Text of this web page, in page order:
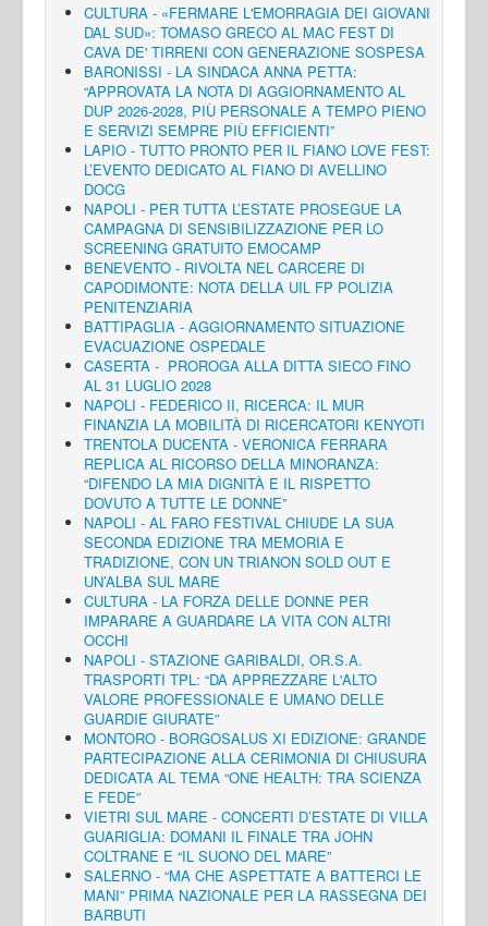
CULTURA - «FERMARE L'EMORRAGIA DEI GIOVANI
DAL SUD»: TOMASO GRECO AL MAC FEST DI
CAVA DE' TIRRENI CON GENERAZIONE SOSPESA
BARONISSI - LA SINDACA ANNA PETTA:
“APPROVATA LA NOTA DI AGGIORNAMENTO AL
DUP 2026-2028, PIÙ PERSONALE A TEMPO PIENO
E SERVIZI SEMPRE PIÙ EFFICIENTI”
LAPIO - TUTTO PRONTO PER IL FIANO LOVE FEST:
L’EVENTO DEDICATO AL FIANO DI AVELLINO
DOCG
NAPOLI - PER TUTTA L’ESTATE PROSEGUE LA
CAMPAGNA DI SENSIBILIZZAZIONE PER LO
SCREENING GRATUITO EMOCAMP
BENEVENTO - RIVOLTA NEL CARCERE DI
CAPODIMONTE: NOTA DELLA UIL FP POLIZIA
PENITENZIARIA
BATTIPAGLIA - AGGIORNAMENTO SITUAZIONE
EVACUAZIONE OSPEDALE
CASERTA - PROROGA ALLA DITTA SIECO FINO
AL 31 LUGLIO 2028
NAPOLI - FEDERICO II, RICERCA: IL MUR
FINANZIA LA MOBILITÀ DI RICERCATORI KENYOTI
TRENTOLA DUCENTA - VERONICA FERRARA
REPLICA AL RICORSO DELLA MINORANZA:
“DIFENDO LA MIA DIGNITÀ E IL RISPETTO
DOVUTO A TUTTE LE DONNE”
NAPOLI - AL FARO FESTIVAL CHIUDE LA SUA
SECONDA EDIZIONE TRA MEMORIA E
TRADIZIONE, CON UN TRIANON SOLD OUT E
UN’ALBA SUL MARE
CULTURA - LA FORZA DELLE DONNE PER
IMPARARE A GUARDARE LA VITA CON ALTRI
OCCHI
NAPOLI - STAZIONE GARIBALDI, OR.S.A.
TRASPORTI TPL: “DA APPREZZARE L'ALTO
VALORE PROFESSIONALE E UMANO DELLE
GUARDIE GIURATE”
MONTORO - BORGOSALUS XI EDIZIONE: GRANDE
PARTECIPAZIONE ALLA CERIMONIA DI CHIUSURA
DEDICATA AL TEMA “ONE HEALTH: TRA SCIENZA
E FEDE”
VIETRI SUL MARE - CONCERTI D’ESTATE DI VILLA
GUARIGLIA: DOMANI IL FINALE TRA JOHN
COLTRANE E “IL SUONO DEL MARE”
SALERNO - “MA CHE ASPETTATE A BATTERCI LE
MANI” PRIMA NAZIONALE PER LA RASSEGNA DEI
BARBUTI